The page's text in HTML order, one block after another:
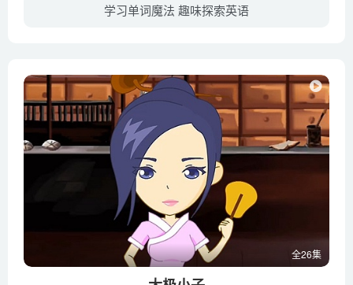
学习单词魔法 趣味探索英语
全26集